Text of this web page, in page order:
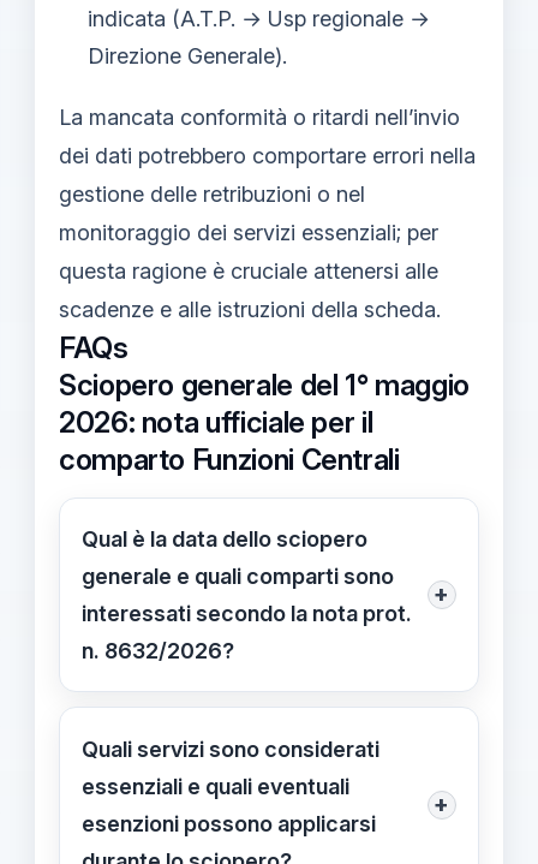
indicata (A.T.P. → Usp regionale →
Direzione Generale).
La mancata conformità o ritardi nell’invio
dei dati potrebbero comportare errori nella
gestione delle retribuzioni o nel
monitoraggio dei servizi essenziali; per
questa ragione è cruciale attenersi alle
scadenze e alle istruzioni della scheda.
FAQs
Sciopero generale del 1° maggio
2026: nota ufficiale per il
comparto Funzioni Centrali
Qual è la data dello sciopero
generale e quali comparti sono
interessati secondo la nota prot.
n. 8632/2026?
+
Lo sciopero è previsto per il
01/05/2026 e coinvolge settori
pubblici e privati, inclusi Area e
Comparto delle Funzioni Centrali. La
nota prot. n. 8632/2026, del
Quali servizi sono considerati
essenziali e quali eventuali
esenzioni possono applicarsi
+